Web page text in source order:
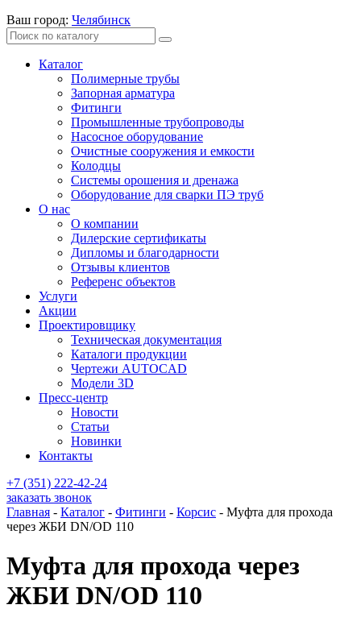
Ваш город: Челябинск
Каталог
Полимерные трубы
Запорная арматура
Фитинги
Промышленные трубопроводы
Насосное оборудование
Очистные сооружения и емкости
Колодцы
Системы орошения и дренажа
Оборудование для сварки ПЭ труб
О нас
О компании
Дилерские сертификаты
Дипломы и благодарности
Отзывы клиентов
Референс объектов
Услуги
Акции
Проектировщику
Техническая документация
Каталоги продукции
Чертежи AUTOCAD
Модели 3D
Пресс-центр
Новости
Статьи
Новинки
Контакты
+7 (351) 222-42-24
заказать звонок
Главная - Каталог - Фитинги - Корсис - Муфта для прохода
через ЖБИ DN/OD 110
Муфта для прохода через
ЖБИ DN/OD 110